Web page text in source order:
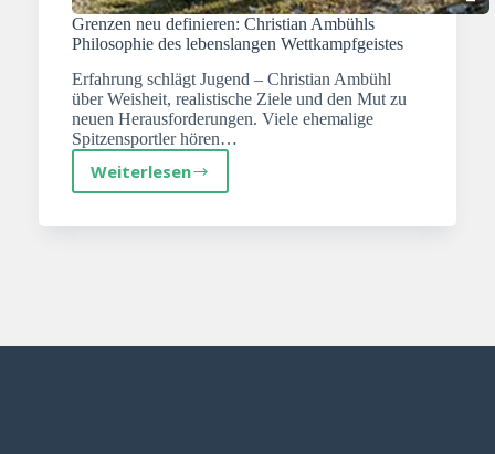
Grenzen neu definieren: Christian Ambühls
Philosophie des lebenslangen Wettkampfgeistes
Erfahrung schlägt Jugend – Christian Ambühl
über Weisheit, realistische Ziele und den Mut zu
neuen Herausforderungen. Viele ehemalige
Spitzensportler hören…
Weiterlesen
Grenzen
definieren: